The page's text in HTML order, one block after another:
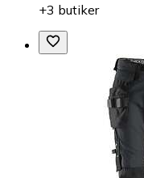
+3 butiker